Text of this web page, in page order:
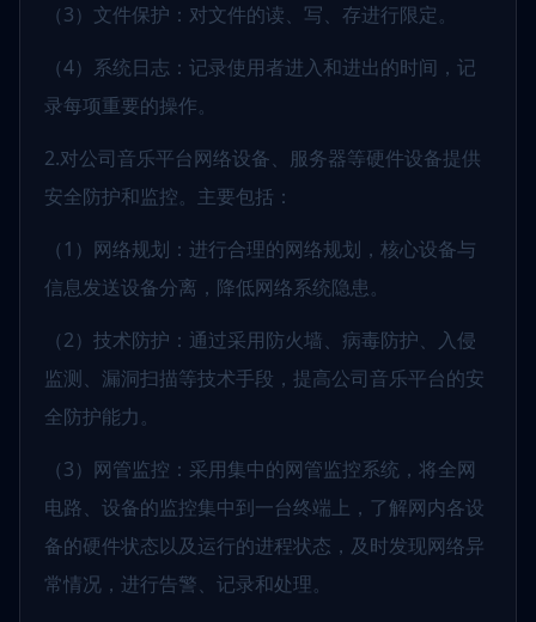
（3）文件保护：对文件的读、写、存进行限定。
（4）系统日志：记录使用者进入和进出的时间，记
录每项重要的操作。
2.对公司音乐平台网络设备、服务器等硬件设备提供
安全防护和监控。主要包括：
（1）网络规划：进行合理的网络规划，核心设备与
信息发送设备分离，降低网络系统隐患。
（2）技术防护：通过采用防火墙、病毒防护、入侵
监测、漏洞扫描等技术手段，提高公司音乐平台的安
全防护能力。
（3）网管监控：采用集中的网管监控系统，将全网
电路、设备的监控集中到一台终端上，了解网内各设
备的硬件状态以及运行的进程状态，及时发现网络异
常情况，进行告警、记录和处理。